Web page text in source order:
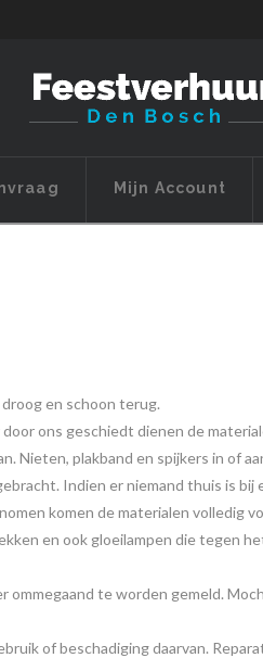
Mijn Account
en schoon terug.
ons geschiedt dienen de
Nieten, plakband en spijkers in of
Indien er niemand thuis is
komen de materialen volledig
en ook gloeilampen die tegen
ommegaand te worden gemeld.
of beschadiging daarvan.